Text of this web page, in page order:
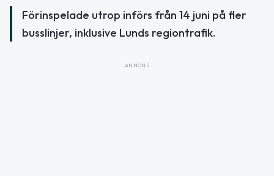
Förinspelade utrop införs från 14 juni på fler
busslinjer, inklusive Lunds regiontrafik.
ANNONS